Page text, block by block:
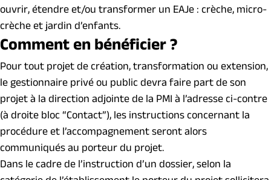
ouvrir, étendre et/ou transformer un EAJe : crèche, micro-
crèche et jardin d’enfants.
Comment en bénéficier ?
Pour tout projet de création, transformation ou extension,
le gestionnaire privé ou public devra faire part de son
projet à la direction adjointe de laPMIà l’adresse ci-contre
(à droite bloc “Contact”), les instructions concernant la
procédure et l’accompagnement seront alors
communiqués au porteur du projet.
Dans le cadre de l’instruction d’un dossier, selon la